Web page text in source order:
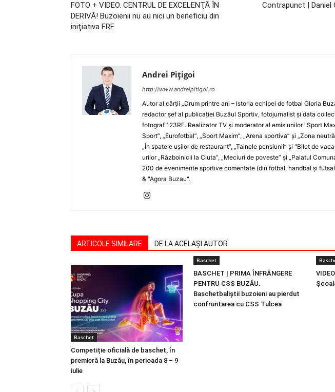
FOTO + VIDEO. CENTRUL DE EXCELENŢĂ ÎN
DERIVĂ! Buzoienii nu au nici un beneficiu din
iniţiativa FRF
Contrapunct | Daniel
Andrei Pițigoi
http://www.andreipitigoi.ro
Autor al cărţii „Drum printre ani – Istoria echipei de fotbal Gloria
redactor şef al publicaţiei Buzăul Sportiv, fotojurnalist şi data
fotograf 123RF. Realizator TV şi moderator al emisiunilor "Sport
Sport”, „Eurofotbal”, „Sport Maxim”, „Arena sportivă” şi „Zona
„În spatele uşilor de restaurant”, „Tainele pensiunii” şi "Bilet de
urilor „Războinicii la Ciuta”, „Meciuri de poveste” şi „Palatul
200 de evenimente sportive comentate (din fotbal, handbal şi
& "Agora Buzau".
ARTICOLE SIMILARE DE LA ACELAȘI AUTOR
Baschet
Competiție oficială de baschet, în
premieră la Buzău, în perioada 8 – 9
iulie
Baschet
BASCHET | PRIMA ÎNFRÂNGERE
PENTRU CSS BUZĂU.
Baschetbaliştii buzoieni au pierdut
confruntarea cu CSS Tulcea